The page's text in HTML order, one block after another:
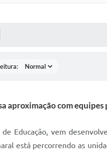
MÍDIAS
aproximação com
Educação, vem
está percorrendo as